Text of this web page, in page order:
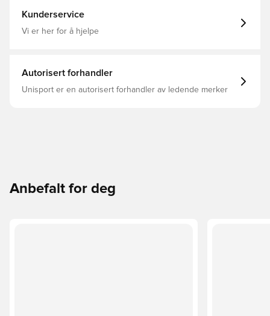
Kunderservice
Vi er her for å hjelpe
Autorisert forhandler
Unisport er en autorisert forhandler av ledende merker
Anbefalt for deg